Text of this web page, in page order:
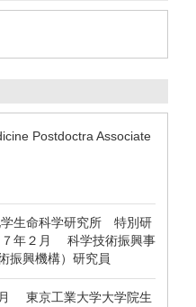
Postdoctra Associate
生命科学研究所 特別研
７年２月 科学技術振興事
振興機構）研究員
東京工業大学大学院生